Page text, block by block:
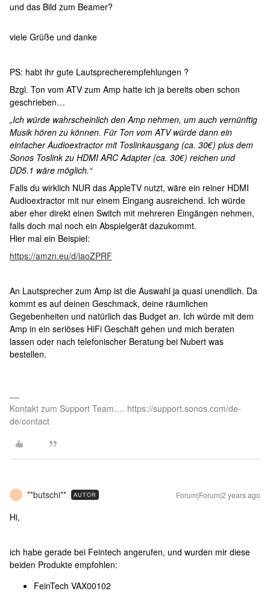
und das Bild zum Beamer?
viele Grüße und danke
PS: habt ihr gute Lautsprecherempfehlungen ?
Bzgl. Ton vom ATV zum Amp hatte ich ja bereits oben schon
geschrieben…
„Ich würde wahrscheinlich den Amp nehmen, um auch vernünftig
Musik hören zu können. Für Ton vom ATV würde dann ein
einfacher Audioextractor mit Toslinkausgang (ca. 30€) plus dem
Sonos Toslink zu HDMI ARC Adapter (ca. 30€) reichen und
DD5.1 wäre möglich.“
Falls du wirklich NUR das AppleTV nutzt, wäre ein reiner HDMI
Audioextractor mit nur einem Eingang ausreichend. Ich würde
aber eher direkt einen Switch mit mehreren Eingängen nehmen,
falls doch mal noch ein Abspielgerät dazukommt.
Hier mal ein Beispiel:
https://amzn.eu/d/iaoZPRF
An Lautsprecher zum Amp ist die Auswahl ja quasi unendlich. Da
kommt es auf deinen Geschmack, deine räumlichen
Gegebenheiten und natürlich das Budget an. Ich würde mit dem
Amp in ein seriöses HiFi Geschäft gehen und mich beraten
lassen oder nach telefonischer Beratung bei Nubert was
bestellen.
Kontakt zum Support Team…. https://support.sonos.com/de-
de/contact
* **butschi** AUTOR Forum|Forum|2 years ago
Hi,
ich habe gerade bei Feintech angerufen, und wurden mir diese
beiden Produkte empfohlen:
FeinTech VAX00102